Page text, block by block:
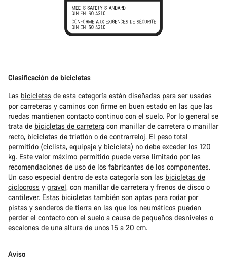
Clasificación de bicicletas
Las bicicletas de esta categoría están diseñadas para ser usadas
por carreteras y caminos con firme en buen estado en las que las
ruedas mantienen contacto continuo con el suelo. Por lo general se
trata de bicicletas de carretera con manillar de carretera o manillar
recto, bicicletas de triatlón o de contrarreloj. El peso total
permitido (ciclista, equipaje y bicicleta) no debe exceder los 120
kg. Este valor máximo permitido puede verse limitado por las
recomendaciones de uso de los fabricantes de los componentes.
Un caso especial dentro de esta categoría son las bicicletas de
ciclocross y gravel, con manillar de carretera y frenos de disco o
cantilever. Estas bicicletas también son aptas para rodar por
pistas y senderos de tierra en las que los neumáticos pueden
perder el contacto con el suelo a causa de pequeños desniveles o
escalones de una altura de unos 15 a 20 cm.
Aviso